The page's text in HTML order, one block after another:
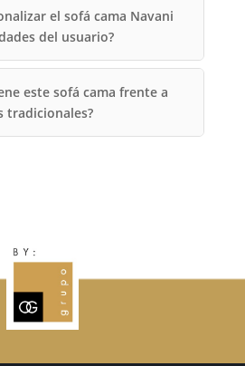
el sofá cama Navani
del usuario?
este sofá cama frente a
tradicionales?